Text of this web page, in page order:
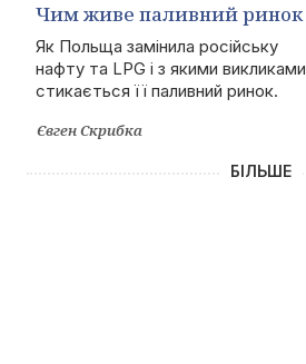
Чим живе паливний ринок
Польщі після позбавлення
залежності від РФ
Як Польща замінила російську
нафту та LPG і з якими викликами
стикається її паливний ринок.
Євген Скрибка
БІЛЬШЕ